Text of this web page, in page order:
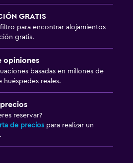
GRATIS
para encontrar alojamientos
gratis.
opiniones
basadas en millones de
huéspedes reales.
reservar?
de precios para realizar un